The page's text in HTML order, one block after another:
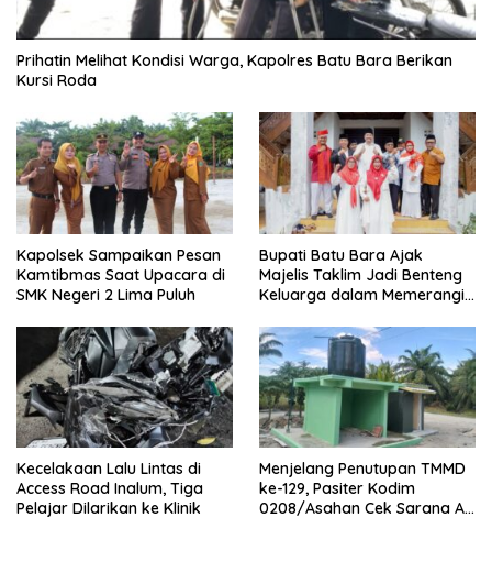
Prihatin Melihat Kondisi Warga, Kapolres Batu Bara Berikan
Kursi Roda
Kapolsek Sampaikan Pesan
Kamtibmas Saat Upacara di
SMK Negeri 2 Lima Puluh
Bupati Batu Bara Ajak
Majelis Taklim Jadi Benteng
Keluarga dalam Memerangi
Kecelakaan Lalu Lintas di
Access Road Inalum, Tiga
Pelajar Dilarikan ke Klinik
Menjelang Penutupan TMMD
ke-129, Pasiter Kodim
0208/Asahan Cek Sarana Air